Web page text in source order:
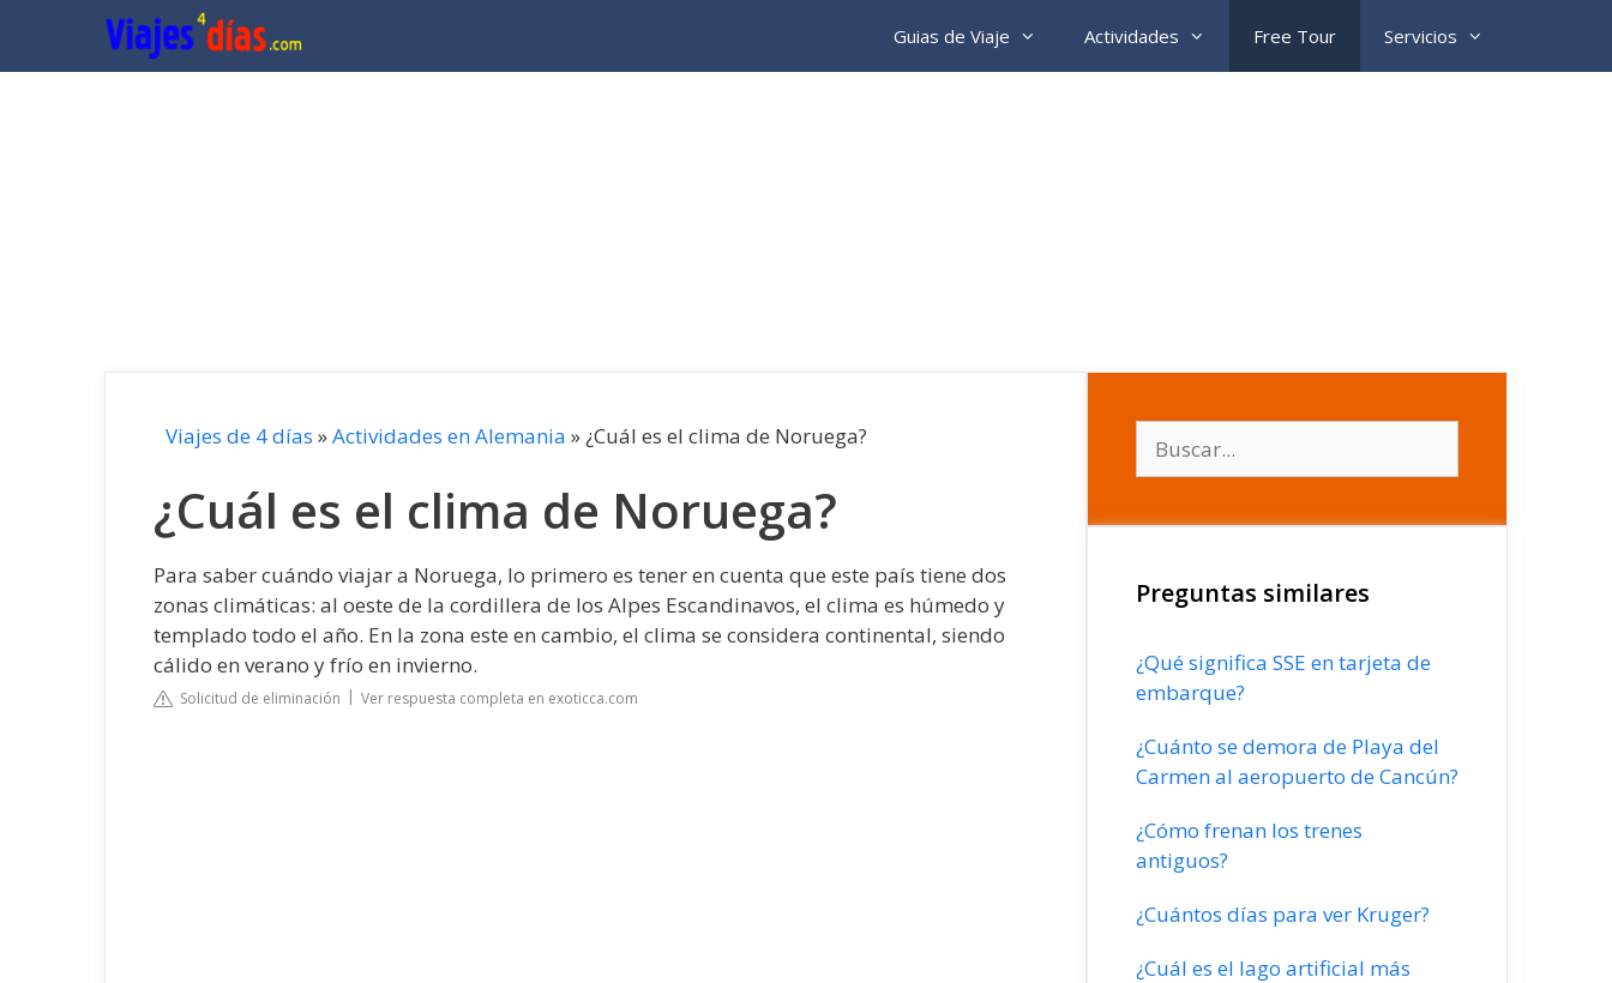
contenido
Guias de Viaje Actividades Free Tour Servicios
Viajes de 4 días »Actividades en Alemania »¿Cuál es el clima de Noruega?
¿Cuál es el clima de Noruega?
Para saber cuándo viajar a Noruega, lo primero es tener en cuenta que este país tiene dos
zonas climáticas: al oeste de la cordillera de los Alpes Escandinavos, el clima es húmedo y
templado todo el año. En la zona este en cambio, el clima se considera continental, siendo
cálido en verano y frío en invierno.
Solicitud de eliminación Ver respuesta completa en exoticca.com
Preguntas similares
¿Qué significa SSE en tarjeta de
embarque?
¿Cuánto se demora de Playa del
Carmen al aeropuerto de Cancún?
¿Cómo frenan los trenes
antiguos?
¿Cuántos días para ver Kruger?
¿Cuál es el lago artificial más